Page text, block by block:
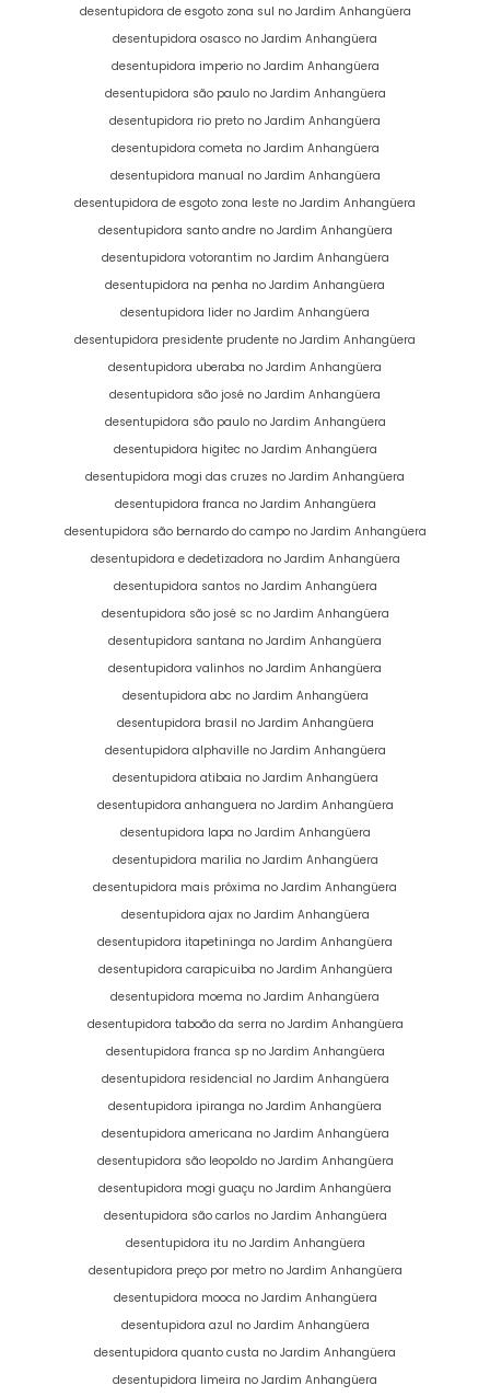
desentupidora de esgoto zona sul no Jardim Anhangüera
desentupidora osasco no Jardim Anhangüera
desentupidora imperio no Jardim Anhangüera
desentupidora são paulo no Jardim Anhangüera
desentupidora rio preto no Jardim Anhangüera
desentupidora cometa no Jardim Anhangüera
desentupidora manual no Jardim Anhangüera
desentupidora de esgoto zona leste no Jardim Anhangüera
desentupidora santo andre no Jardim Anhangüera
desentupidora votorantim no Jardim Anhangüera
desentupidora na penha no Jardim Anhangüera
desentupidora lider no Jardim Anhangüera
desentupidora presidente prudente no Jardim Anhangüera
desentupidora uberaba no Jardim Anhangüera
desentupidora são josé no Jardim Anhangüera
desentupidora são paulo no Jardim Anhangüera
desentupidora higitec no Jardim Anhangüera
desentupidora mogi das cruzes no Jardim Anhangüera
desentupidora franca no Jardim Anhangüera
desentupidora são bernardo do campo no Jardim Anhangüera
desentupidora e dedetizadora no Jardim Anhangüera
desentupidora santos no Jardim Anhangüera
desentupidora são josé sc no Jardim Anhangüera
desentupidora santana no Jardim Anhangüera
desentupidora valinhos no Jardim Anhangüera
desentupidora abc no Jardim Anhangüera
desentupidora brasil no Jardim Anhangüera
desentupidora alphaville no Jardim Anhangüera
desentupidora atibaia no Jardim Anhangüera
desentupidora anhanguera no Jardim Anhangüera
desentupidora lapa no Jardim Anhangüera
desentupidora marilia no Jardim Anhangüera
desentupidora mais próxima no Jardim Anhangüera
desentupidora ajax no Jardim Anhangüera
desentupidora itapetininga no Jardim Anhangüera
desentupidora carapicuiba no Jardim Anhangüera
desentupidora moema no Jardim Anhangüera
desentupidora taboão da serra no Jardim Anhangüera
desentupidora franca sp no Jardim Anhangüera
desentupidora residencial no Jardim Anhangüera
desentupidora ipiranga no Jardim Anhangüera
desentupidora americana no Jardim Anhangüera
desentupidora são leopoldo no Jardim Anhangüera
desentupidora mogi guaçu no Jardim Anhangüera
desentupidora são carlos no Jardim Anhangüera
desentupidora itu no Jardim Anhangüera
desentupidora preço por metro no Jardim Anhangüera
desentupidora mooca no Jardim Anhangüera
desentupidora azul no Jardim Anhangüera
desentupidora quanto custa no Jardim Anhangüera
desentupidora limeira no Jardim Anhangüera